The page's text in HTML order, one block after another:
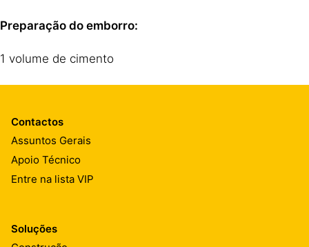
Preparação do emborro:
1 volume de cimento
Amassar com solução SikaLatex® até obter uma
consistência cremosa.
Preparação das argamassas SikaLatex®:
2 a 2,5 volumes de areia 0-3 mm.
Contactos
Assuntos Gerais
Apoio Técnico
Entre na lista VIP
Soluções